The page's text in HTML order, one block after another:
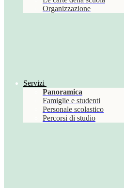
Organizzazione
Servizi
Panoramica
Famiglie e studenti
Personale scolastico
Percorsi di studio